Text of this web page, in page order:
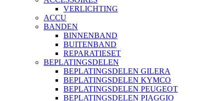
VERLICHTING
ACCU
BANDEN
BINNENBAND
BUITENBAND
REPARATIESET
BEPLATINGSDELEN
BEPLATINGSDELEN GILERA
BEPLATINGSDELEN KYMCO
BEPLATINGSDELEN PEUGEOT
BEPLATINGSDELEN PIAGGIO